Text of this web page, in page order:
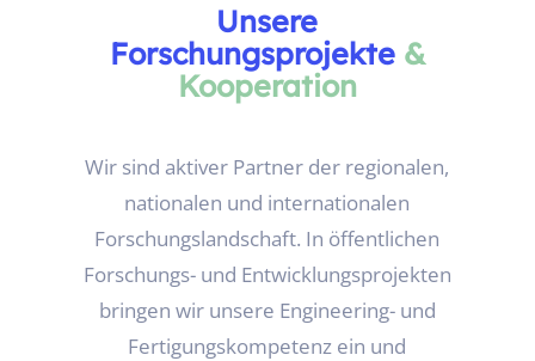
Unsere
Forschungsprojekte &
Kooperation
Wir sind aktiver Partner der regionalen,
nationalen und internationalen
Forschungslandschaft. In öffentlichen
Forschungs- und Entwicklungsprojekten
bringen wir unsere Engineering- und
Fertigungskompetenz ein und